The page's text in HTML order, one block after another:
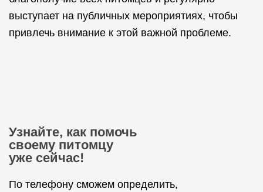
выступает на публичных мероприятиях, чтобы
привлечь внимание к этой важной проблеме.
Узнайте, как помочь
своему питомцу
уже сейчас!
По телефону сможем определить,